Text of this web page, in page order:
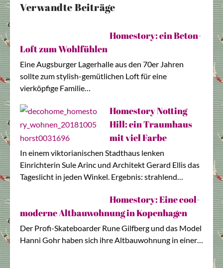
Verwandte Beiträge
Homestory: ein Beton-
Loft zum Wohlfühlen
Eine Augsburger Lagerhalle aus den 70er Jahren
sollte zum stylish-gemütlichen Loft für eine
vierköpfige Familie…
Homestory Notting
Hill: ein Traumhaus
mit viel Farbe
In einem viktorianischen Stadthaus lenken
Einrichterin Sule Arinc und Architekt Gerard Ellis das
Tageslicht in jeden Winkel. Ergebnis: strahlend…
Homestory: Eine cool-
moderne Altbauwohnung in Kopenhagen
Der Profi-Skateboarder Rune Gilfberg und das Model
Hanni Gohr haben sich ihre Altbauwohnung in einer…